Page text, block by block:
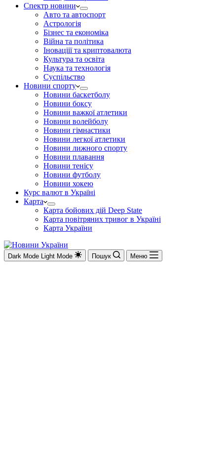
Спектр новини
Авто та автоспорт
Астрологія
Бізнес та економіка
Війна та політика
Іноваціії та криптовалюта
Культура та освіта
Наука та технологія
Суспільство
Новини спорту
Новини баскетболу
Новини боксу
Новини важкої атлетики
Новини волейболу
Новини гімнастики
Новини легкої атлетики
Новини лижного спорту
Новини плавання
Новини тенісу
Новини футболу
Новини хокею
Курс валют в Україні
Карта
Карта бойових дій Deep State
Карта повітряних тривог в Україні
Карта України
Dark Mode Light Mode Пошук Меню